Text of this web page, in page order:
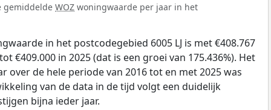
gemiddelde WOZ woningwaarde per jaar in het
in het postcodegebied 6005 LJ is met €408.767
€409.000 in 2025 (dat is een groei van 175.436%). Het
over de hele periode van 2016 tot en met 2025 was
van de data in de tijd volgt een duidelijk
bijna ieder jaar.